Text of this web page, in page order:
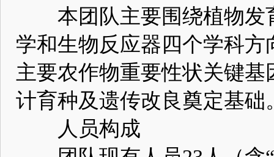
本团队主要围绕植物发
学和生物反应器四个学科
主要农作物重要性状关键
计育种及遗传改良奠定基础
人员构成